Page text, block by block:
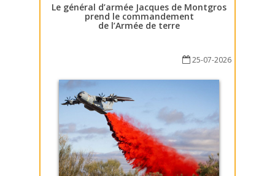
Le général d’armée Jacques de Montgros
prend le commandement
de l’Armée de terre
25-07-2026